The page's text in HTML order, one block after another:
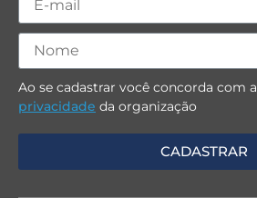
Ao se cadastrar você concorda com a
privacidade da organização